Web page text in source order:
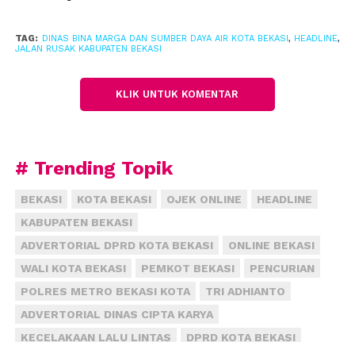
TAG: DINAS BINA MARGA DAN SUMBER DAYA AIR KOTA BEKASI, HEADLINE,
JALAN RUSAK KABUPATEN BEKASI
KLIK UNTUK KOMENTAR
# Trending Topik
BEKASI KOTA BEKASI OJEK ONLINE
HEADLINE
KABUPATEN BEKASI
ADVERTORIAL DPRD KOTA BEKASI
ONLINE BEKASI
WALI KOTA BEKASI
PEMKOT BEKASI
PENCURIAN
POLRES METRO BEKASI KOTA
TRI ADHIANTO
ADVERTORIAL DINAS CIPTA KARYA
KECELAKAAN LALU LINTAS
DPRD KOTA BEKASI